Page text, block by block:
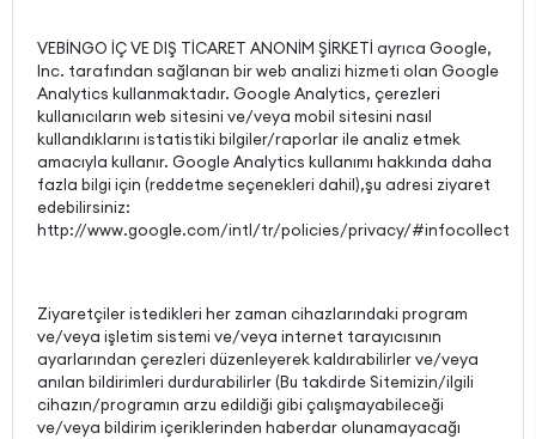
VEBİNGO İÇ VE DIŞ TİCARET ANONİM ŞİRKETİ ayrıca Google,
Inc. tarafından sağlanan bir web analizi hizmeti olan Google
Analytics kullanmaktadır. Google Analytics, çerezleri
kullanıcıların web sitesini ve/veya mobil sitesini nasıl
kullandıklarını istatistiki bilgiler/raporlar ile analiz etmek
amacıyla kullanır. Google Analytics kullanımı hakkında daha
fazla bilgi için (reddetme seçenekleri dahil),şu adresi ziyaret
edebilirsiniz:
http://www.google.com/intl/tr/policies/privacy/#infocollect
Ziyaretçiler istedikleri her zaman cihazlarındaki program
ve/veya işletim sistemi ve/veya internet tarayıcısının
ayarlarından çerezleri düzenleyerek kaldırabilirler ve/veya
anılan bildirimleri durdurabilirler (Bu takdirde Sitemizin/ilgili
cihazın/programın arzu edildiği gibi çalışmayabileceği
ve/veya bildirim içeriklerinden haberdar olunamayacağı